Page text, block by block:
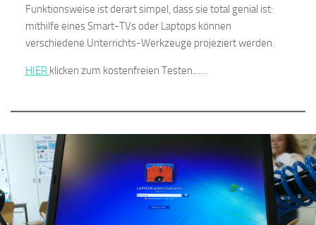
Funktionsweise ist derart simpel, dass sie total genial ist:
mithilfe eines Smart-TVs oder Laptops können
verschiedene Unterrichts-Werkzeuge projeziert werden.
HIER klicken zum kostenfreien Testen……